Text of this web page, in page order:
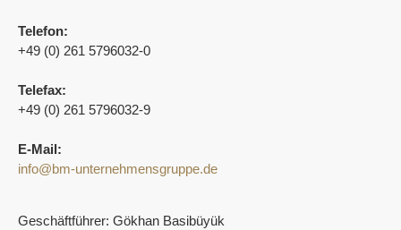
Telefon:
+49 (0) 261 5796032-0
Telefax:
+49 (0) 261 5796032-9
E-Mail:
info@bm-unternehmensgruppe.de
Geschäftführer: Gökhan Basibüyük